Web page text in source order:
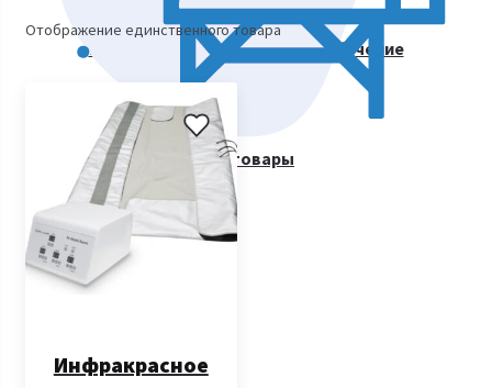
Курсы косметологии. Видеообучение
Все товары
Отображение единственного товара
Инфракрасное